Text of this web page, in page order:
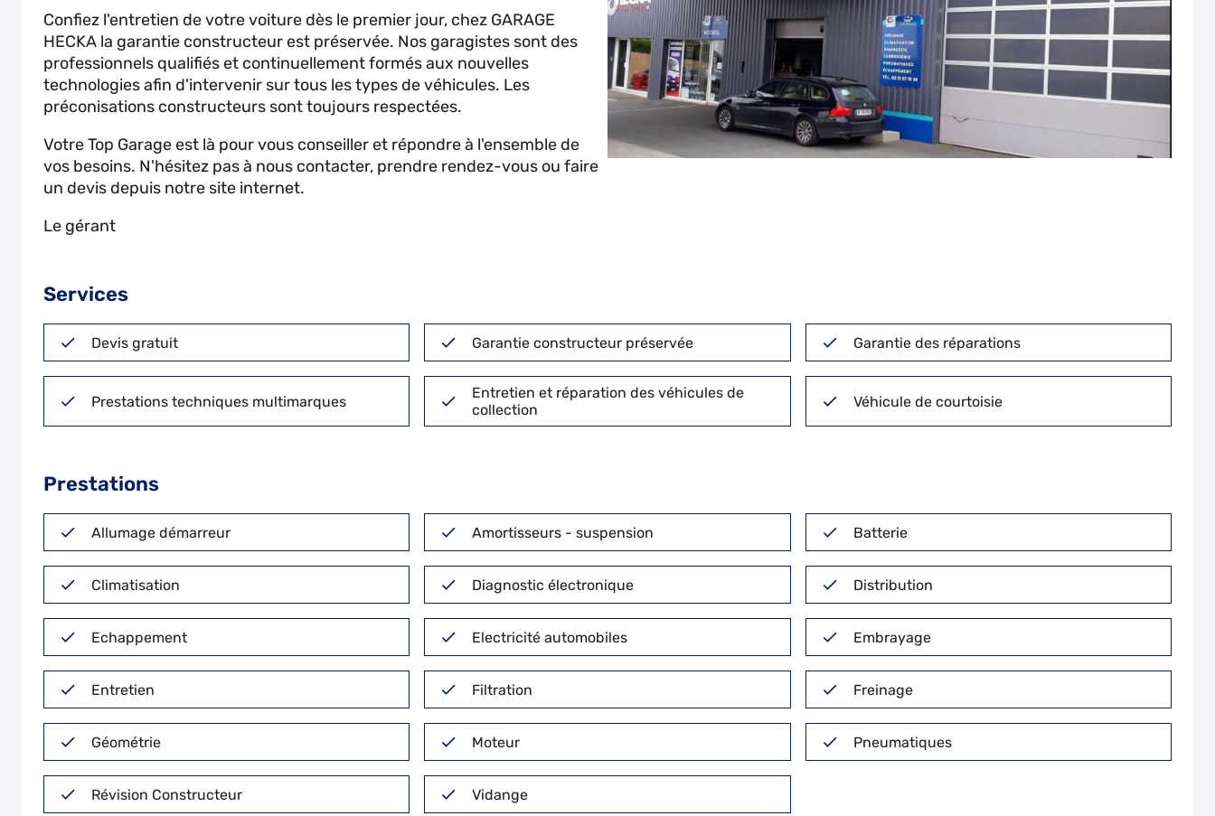
Confiez l'entretien de votre voiture dès le premier jour, chez GARAGE
HECKA la garantie constructeur est préservée. Nos garagistes sont des
professionnels qualifiés et continuellement formés aux nouvelles
technologies afin d'intervenir sur tous les types de véhicules. Les
préconisations constructeurs sont toujours respectées.
Votre Top Garage est là pour vous conseiller et répondre à l'ensemble de
vos besoins. N'hésitez pas à nous contacter, prendre rendez-vous ou faire
un devis depuis notre site internet.
Le gérant
Services
Devis gratuit Garantie constructeur préservée Garantie des réparations
Prestations techniques multimarques
Entretien et réparation des véhicules de
collection
Véhicule de courtoisie
Prestations
Allumage démarreur Amortisseurs - suspension Batterie
Climatisation Diagnostic électronique Distribution
Echappement Electricité automobiles Embrayage
Entretien Filtration Freinage
Géométrie Moteur Pneumatiques
Révision Constructeur Vidange